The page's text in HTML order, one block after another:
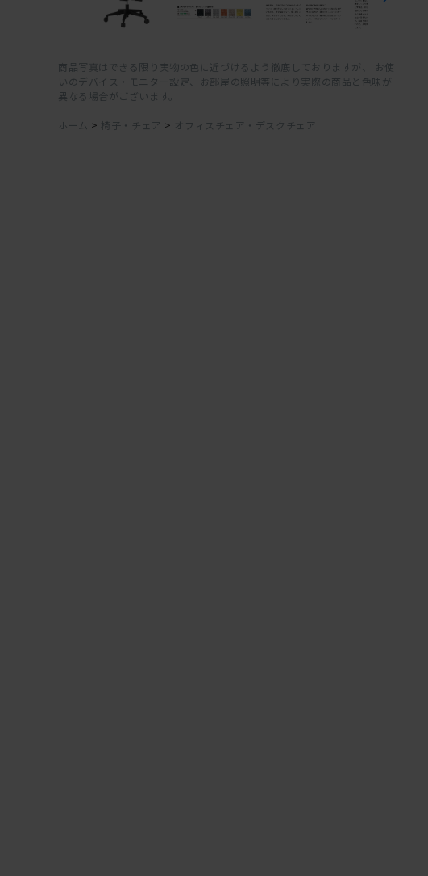
商品写真はできる限り実物の色に近づけるよう徹底しておりますが、 お使
いのデバイス・モニター設定、お部屋の照明等により実際の商品と色味が
異なる場合がございます。
ホーム > 椅子・チェア > オフィスチェア・デスクチェア